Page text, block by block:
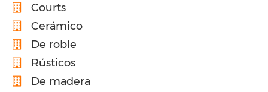
Courts
Cerámico
De roble
Rústicos
De madera